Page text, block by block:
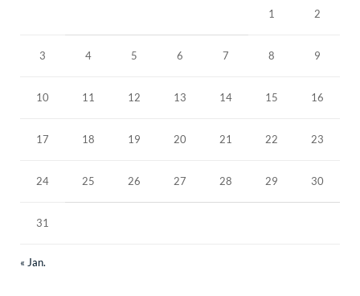
1 2
3 4 5 6 7 8 9
10 11 12 13 14 15 16
17 18 19 20 21 22 23
24 25 26 27 28 29 30
31
« Jan.